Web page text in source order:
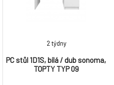
PC stůl 1D1S, bílá / dub sonoma,
TOPTY TYP 09
2 týdny